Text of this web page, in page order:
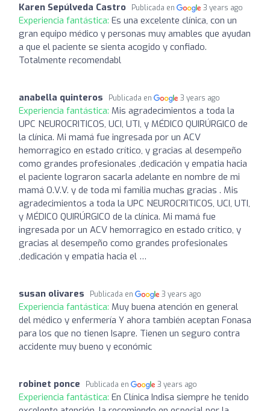
Karen Sepúlveda Castro Publicada en 3 years ago
Experiencia fantástica: Es una excelente clínica, con un
gran equipo médico y personas muy amables que ayudan
a que el paciente se sienta acogido y confiado.
Totalmente recomendabl
anabella quinteros Publicada en 3 years ago
Experiencia fantástica: Mis agradecimientos a toda la
UPC NEUROCRITICOS, UCI, UTI, y MÉDICO QUIRÚRGICO de
la clínica. Mi mamá fue ingresada por un ACV
hemorragico en estado crítico, y gracias al desempeño
como grandes profesionales ,dedicación y empatia hacia
el paciente lograron sacarla adelante en nombre de mi
mamá O.V.V. y de toda mi familia muchas gracias . Mis
agradecimientos a toda la UPC NEUROCRITICOS, UCI, UTI,
y MÉDICO QUIRÚRGICO de la clínica. Mi mamá fue
ingresada por un ACV hemorragico en estado crítico, y
gracias al desempeño como grandes profesionales
,dedicación y empatia hacia el …
susan olivares Publicada en 3 years ago
Experiencia fantástica: Muy buena atención en general
del médico y enfermería Y ahora también aceptan Fonasa
para los que no tienen Isapre. Tienen un seguro contra
accidente muy bueno y económic
robinet ponce Publicada en 3 years ago
Experiencia fantástica: En Clínica Indisa siempre he tenido